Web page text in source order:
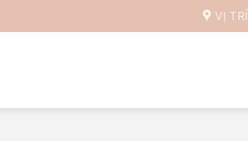
VỊ TRÍ